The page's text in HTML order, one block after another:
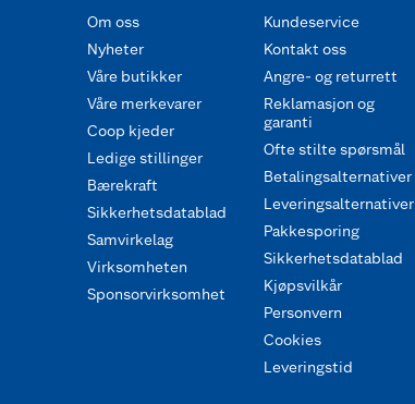
Om oss
Nyheter
Våre butikker
Våre merkevarer
Coop kjeder
Ledige stillinger
Bærekraft
Sikkerhetsdatablad
Samvirkelag
Virksomheten
Sponsorvirksomhet
Kundeservice
Kontakt oss
Angre- og returrett
Reklamasjon og
garanti
Ofte stilte spørsmål
Betalingsalternativer
Leveringsalternativer
Pakkesporing
Sikkerhetsdatablad
Kjøpsvilkår
Personvern
Cookies
Leveringstid